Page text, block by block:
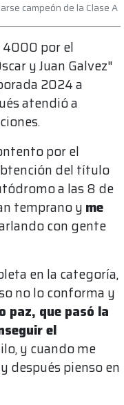
campeón de la Clase A
4000 por el
y Juan Galvez"
2024 a
atendió a
por el
del título
a las 8 de
temprano y me
con gente
en la categoría,
no lo conforma y
paz, que pasó la
el
y cuando me
después pienso en